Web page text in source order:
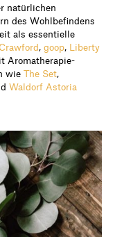
natürlichen
des Wohlbefindens
als essentielle
,goop, Liberty
Aromatherapie-
wieThe Set,
Waldorf Astoria